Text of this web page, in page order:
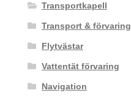
Transportkapell
Transport & förvaring
Flytvästar
Vattentät förvaring
Navigation